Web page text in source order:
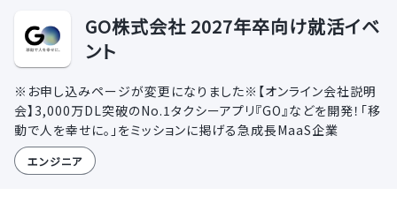
GO株式会社 2027年卒向け就活イベ
ント
※お申し込みページが変更になりました※【オンライン会社説明
会】3,000万DL突破のNo.1タクシーアプリ『GO』などを開発！「移
動で人を幸せに。」をミッションに掲げる急成長MaaS企業
エンジニア